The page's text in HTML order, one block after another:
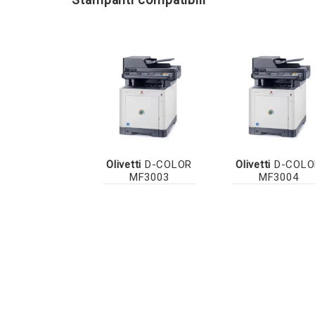
Olivetti D-COLOR
MF3003
Olivetti D-
MF3004